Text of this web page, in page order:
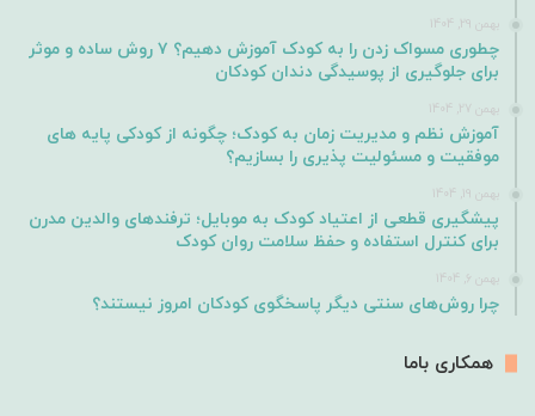
بهمن 29, 1404
چطوری مسواک زدن را به کودک آموزش دهیم؟ ۷ روش ساده و موثر
برای جلوگیری از پوسیدگی دندان کودکان
بهمن 27, 1404
آموزش نظم و مدیریت زمان به کودک؛ چگونه از کودکی پایه های
موفقیت و مسئولیت پذیری را بسازیم؟
بهمن 19, 1404
پیشگیری قطعی از اعتیاد کودک به موبایل؛ ترفندهای والدین مدرن
برای کنترل استفاده و حفظ سلامت روان کودک
بهمن 6, 1404
چرا روش‌های سنتی دیگر پاسخگوی کودکان امروز نیستند؟
همکاری باما